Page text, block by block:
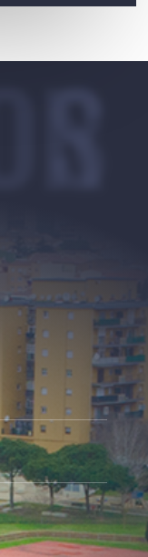
VALORS